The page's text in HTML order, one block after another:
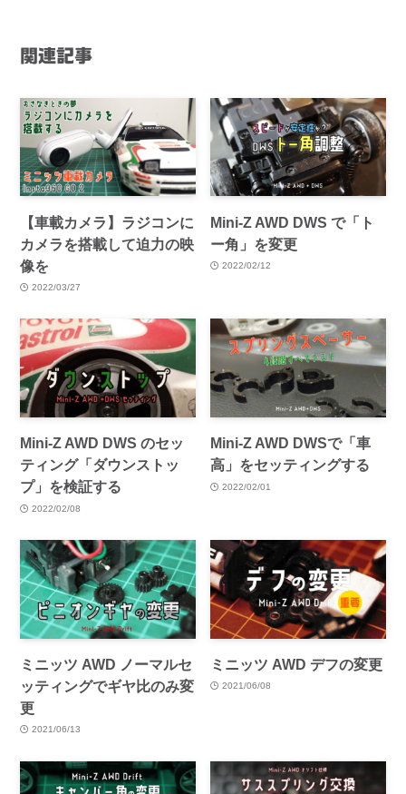
関連記事
【車載カメラ】ラジコンに
カメラを搭載して迫力の映
像を
2022/03/27
Mini-Z AWD DWS で「ト
ー角」を変更
2022/02/12
Mini-Z AWD DWS のセッ
ティング「ダウンストッ
プ」を検証する
2022/02/08
Mini-Z AWD DWSで「車
高」をセッティングする
2022/02/01
ミニッツ AWD ノーマルセ
ッティングでギヤ比のみ変
更
2021/06/13
ミニッツ AWD デフの変更
2021/06/08